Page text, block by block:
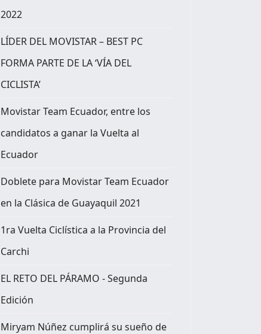
2022
LÍDER DEL MOVISTAR – BEST PC
FORMA PARTE DE LA ‘VÍA DEL
CICLISTA’
Movistar Team Ecuador, entre los
candidatos a ganar la Vuelta al
Ecuador
Doblete para Movistar Team Ecuador
en la Clásica de Guayaquil 2021
1ra Vuelta Ciclística a la Provincia del
Carchi
EL RETO DEL PÁRAMO - Segunda
Edición
Miryam Núñez cumplirá su sueño de